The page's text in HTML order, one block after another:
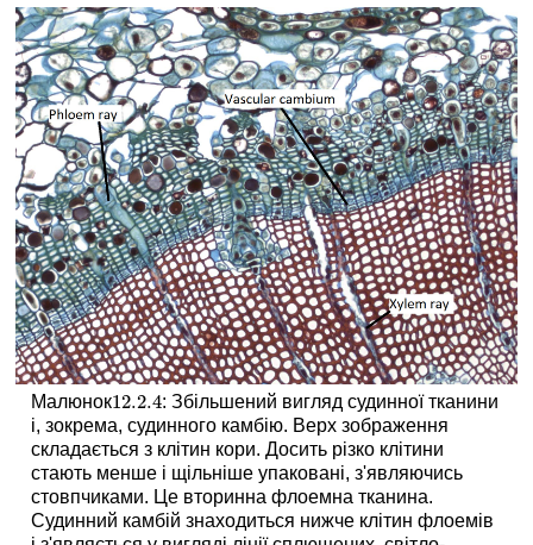
Малюнок12.2.4
12.2.4: Збільшений вигляд судинної тканини
і, зокрема, судинного камбію. Верх зображення
складається з клітин кори. Досить різко клітини
стають менше і щільніше упаковані, з'являючись
стовпчиками. Це вторинна флоемна тканина.
Судинний камбій знаходиться нижче клітин флоемів